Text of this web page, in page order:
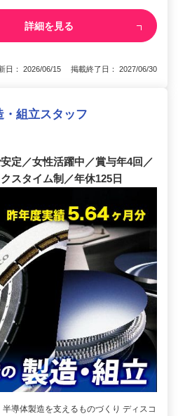
詳細を見る
日： 2026/06/15 掲載終了日： 2027/06/30
組立スタッフ
定／女性活躍中／賞与年4回／
スタイム制／年休125日
導体製造を支えるものづくり ディスコ